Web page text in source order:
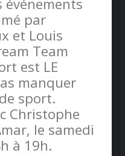
par
et Louis
Team
est LE
manquer
sport.
Christophe
le samedi
à 19h.